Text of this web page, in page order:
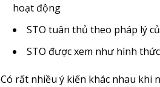
hoạt động
STO tuân thủ theo pháp lý
STO được xem như hình
Có rất nhiều ý kiến khác nhau khi